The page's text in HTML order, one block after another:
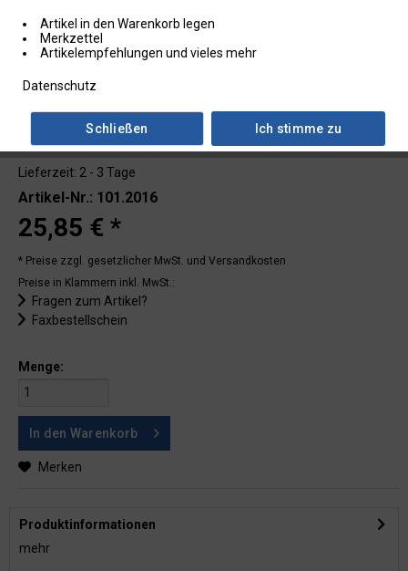
Lieferzeit: 2 - 3 Tage
Artikel-Nr.: 101.2016
25,85 € *
* Preise zzgl. gesetzlicher MwSt. und Versandkosten
Preise in Klammern inkl. MwSt.:
Fragen zum Artikel?
Faxbestellschein
Menge:
In den Warenkorb
Merken
Produktinformationen
mehr
Artikel in den Warenkorb legen
Merkzettel
Artikelempfehlungen und vieles mehr
Datenschutz
Ich stimme zu
Schließen